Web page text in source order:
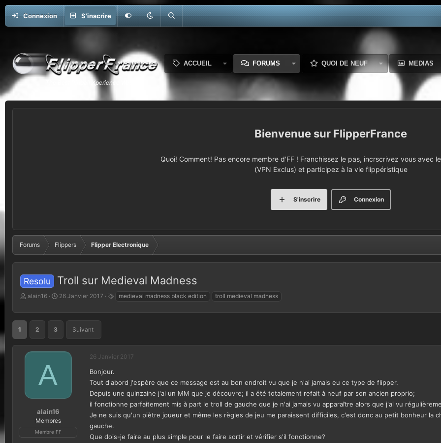
Connexion S'inscrire
ACCUEIL FORUMS QUOI DE NEUF MEDIAS
FlipperFrance
Quoi! Comment! Pas encore membre d'FF ! Franchissez le pas, incrscrivez vous avec
(VPN Exclus) et participez à la vie flippéristique
Connexion
S'inscrire
Forums Flippers Flipper Electronique
Resolu Troll sur Medieval Madness
A
t
e
s
s
alain16
D
t
e
e
26 Janvier 2017
g
medieval madness black edition troll medieval madness
1 2 3 Suivant
A
alain16
Membres
Membre FF
26 Janvier 2017
Bonjour.
Tout d'abord j'espère que ce message est au bon endroit vu que je n'ai jamais eu ce type de flipper.
Depuis une quinzaine j'ai un MM que je découvre; il a été totalement refait à neuf par son ancien proprio;
il fonctionne parfaitement mis à part le troll de gauche que je n'ai jamais vu apparaître alors que j'ai vu
Je ne suis qu'un piètre joueur et même les règles de jeu me paraissent difficiles, c'est donc au petit bonheur la
gauche.
Que dois-je faire au plus simple pour le faire sortir et vérifier s'il fonctionne?